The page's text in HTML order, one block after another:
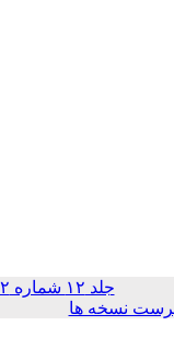
جلد ۱۲ شماره ۲
نسخه ها